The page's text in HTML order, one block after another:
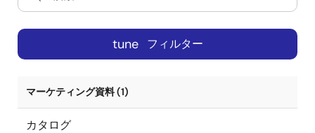
tune フィルター
マーケティング資料 (1)
カタログ